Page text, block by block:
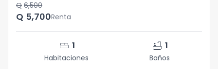
Q	6,500
Q	5,700Renta
bed 1
Habitaciones
bathtub 1
Baños